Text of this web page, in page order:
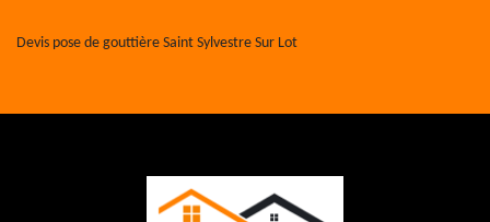
Devis pose de gouttière Saint Sylvestre Sur Lot